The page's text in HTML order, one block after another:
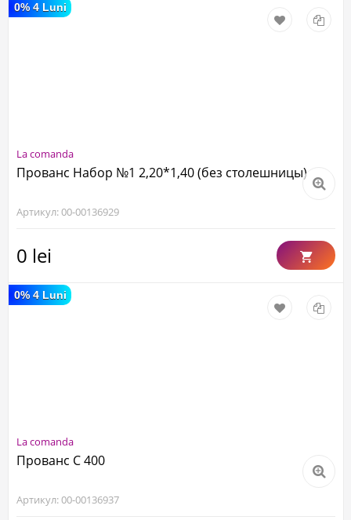
La comanda
Прованс Набор №1 2,20*1,40 (без столешницы)
Артикул: 00-00136929
0 lei
0% 4 Luni
La comanda
Прованс С 400
Артикул: 00-00136937
0% 4 Luni